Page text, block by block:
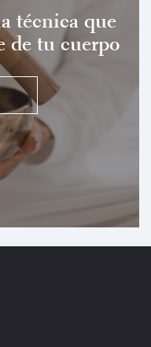
técnica que
de tu cuerpo